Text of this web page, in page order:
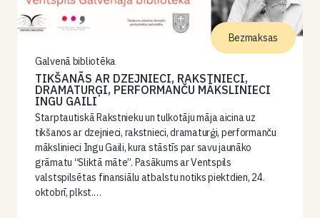
Galvenā bibliotēka
TIKŠANĀS AR DZEJNIECI, RAKSTNIECI,
DRAMATURĢI, PERFORMANČU MĀKSLINIECI
INGU GAILI
Starptautiskā Rakstnieku un tulkotāju māja aicina uz
tikšanos ar dzejnieci, rakstnieci, dramaturģi, performanču
mākslinieci Ingu Gaili, kura stāstīs par savu jaunāko
grāmatu “Sliktā māte”. Pasākums ar Ventspils
valstspilsētas finansiālu atbalstu notiks piektdien, 24.
oktobrī, plkst.…
Bezmaksas